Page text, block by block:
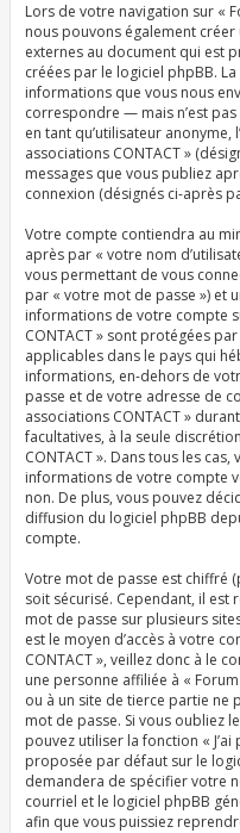
Lors de votre navigation sur «
nous pouvons également
externes au document qui est
créées par le logiciel phpBB.
informations que vous nous
correspondre — mais n’est
en tant qu’utilisateur anonyme,
associations CONTACT »
messages que vous publiez
connexion (désignés ci-après
Votre compte contiendra au
après par « votre nom
vous permettant de vous
par « votre mot de passe ») et
informations de votre compte
CONTACT » sont protégées
applicables dans le pays qui
informations, en-dehors de
passe et de votre adresse de
associations CONTACT »
facultatives, à la seule
CONTACT ». Dans tous les
informations de votre compte
non. De plus, vous pouvez
diffusion du logiciel phpBB
compte.
Votre mot de passe est chiffré
soit sécurisé. Cependant, il est
mot de passe sur plusieurs
est le moyen d’accès à votre
CONTACT », veillez donc à le
une personne affiliée à «
ou à un site de tierce partie ne
mot de passe. Si vous oubliez
pouvez utiliser la fonction «
proposée par défaut sur le
demandera de spécifier votre
courriel et le logiciel phpBB
afin que vous puissiez